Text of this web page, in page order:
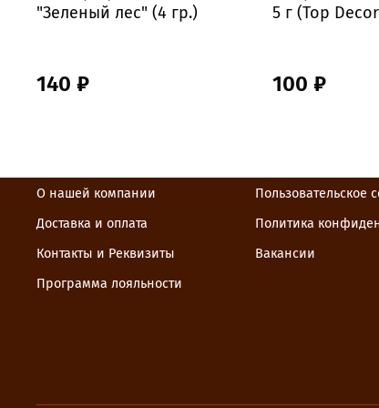
"Зеленый лес" (4 гр.)
140 ₽
5 г (Top
100 ₽
О нашей компании
Доставка и оплата
Контакты и Реквизиты
Программа лояльности
Пользовательское
Политика
Вакансии